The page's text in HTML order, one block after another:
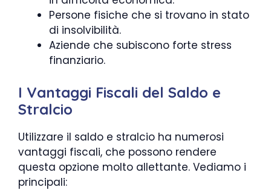
Persone fisiche che si trovano in stato
di insolvibilità.
Aziende che subiscono forte stress
finanziario.
I Vantaggi Fiscali del Saldo e
Stralcio
Utilizzare il saldo e stralcio ha numerosi
vantaggi fiscali, che possono rendere
questa opzione molto allettante. Vediamo i
principali: